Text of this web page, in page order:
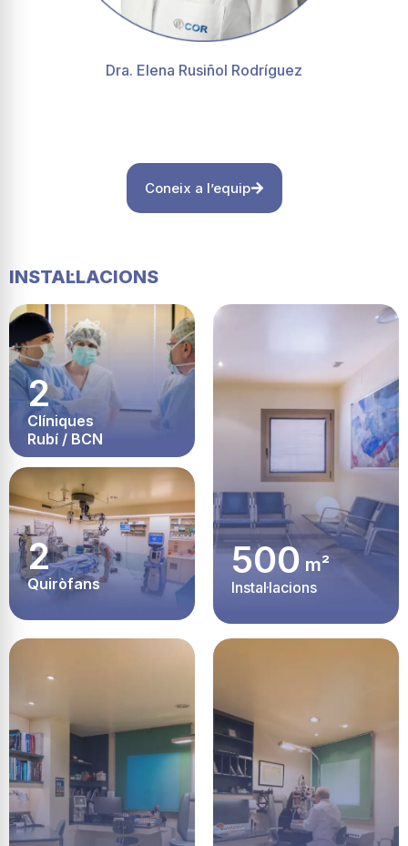
Dra. Elena Rusiñol Rodríguez
Coneix a l’equip
INSTAL·LACIONS
2
Clíniques
Rubí / BCN
2
Quiròfans
500 m²
Instal·lacions